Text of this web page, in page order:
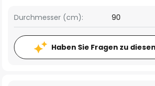
Durchmesser (cm): 90
Haben Sie Fragen zu